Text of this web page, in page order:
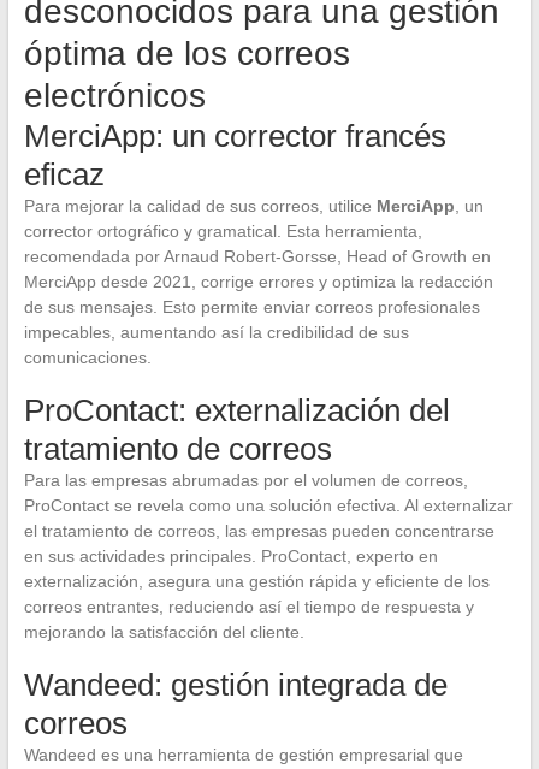
desconocidos para una gestión
óptima de los correos
electrónicos
MerciApp: un corrector francés
eficaz
Para mejorar la calidad de sus correos, utilice MerciApp , un
corrector ortográfico y gramatical. Esta herramienta,
recomendada por Arnaud Robert-Gorsse, Head of Growth en
MerciApp desde 2021, corrige errores y optimiza la redacción
de sus mensajes. Esto permite enviar correos profesionales
impecables, aumentando así la credibilidad de sus
comunicaciones.
ProContact: externalización del
tratamiento de correos
Para las empresas abrumadas por el volumen de correos,
ProContact se revela como una solución efectiva. Al externalizar
el tratamiento de correos, las empresas pueden concentrarse
en sus actividades principales. ProContact, experto en
externalización, asegura una gestión rápida y eficiente de los
correos entrantes, reduciendo así el tiempo de respuesta y
mejorando la satisfacción del cliente.
Wandeed: gestión integrada de
correos
Wandeed es una herramienta de gestión empresarial que